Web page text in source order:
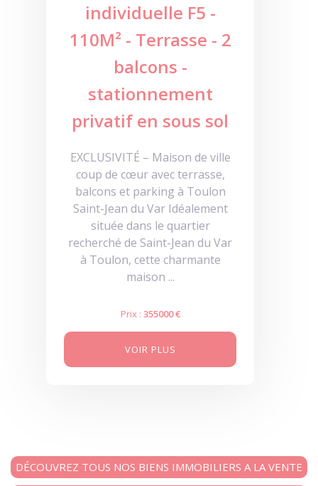
individuelle F5 -
110M² - Terrasse - 2
balcons -
stationnement
privatif en sous sol
EXCLUSIVITÉ – Maison de ville
coup de cœur avec terrasse,
balcons et parking à Toulon
Saint-Jean du Var Idéalement
située dans le quartier
recherché de Saint-Jean du Var
à Toulon, cette charmante
maison ...
Prix : 355000 €
VOIR PLUS
DÉCOUVREZ TOUS NOS BIENS IMMOBILIERS A LA VENTE